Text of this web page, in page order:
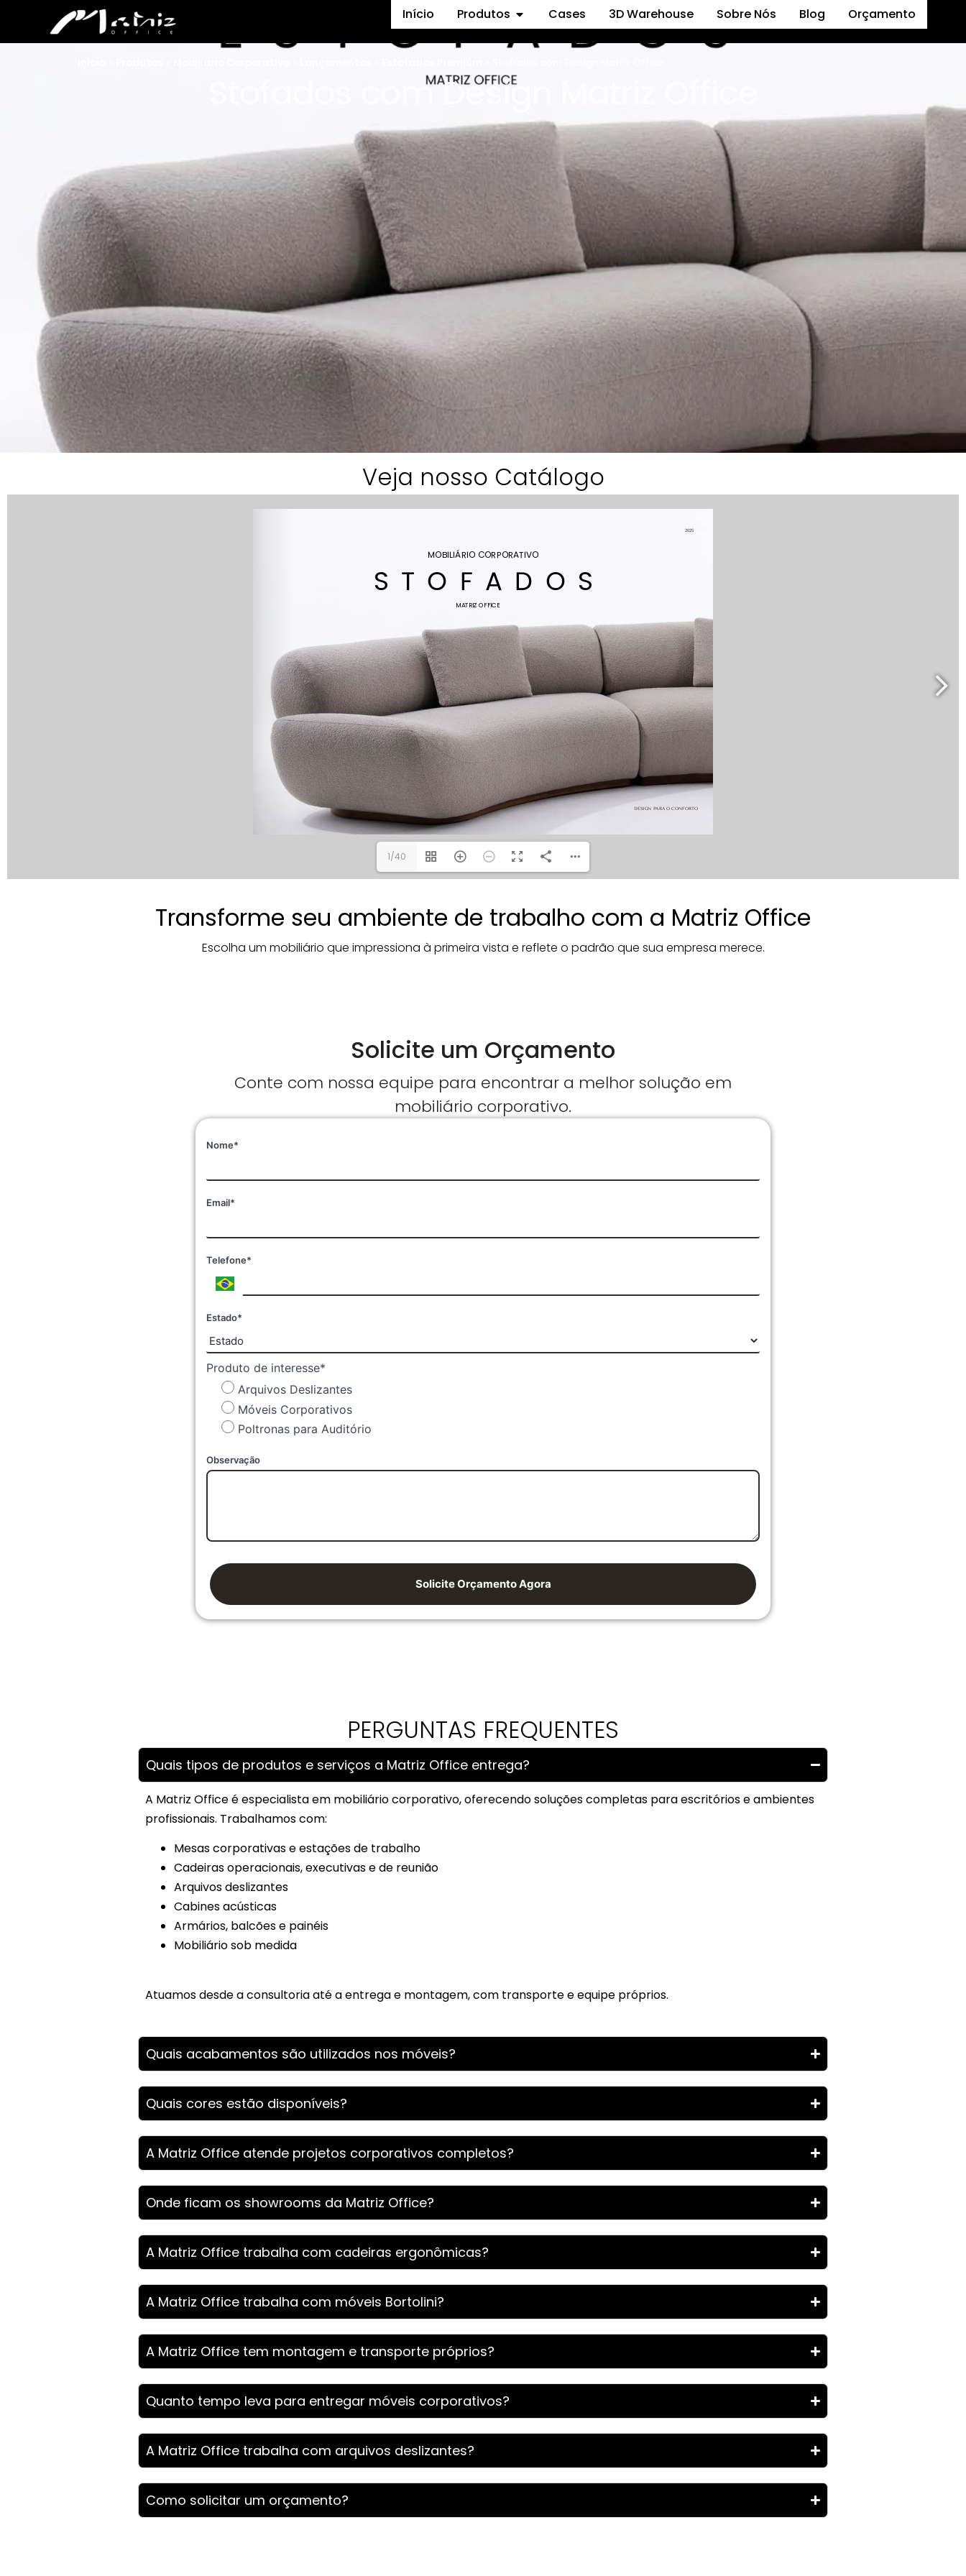
Início Produtos Cases 3D Warehouse Sobre Nós Blog Orçamento
Stofados com Design Matriz Office
Veja nosso Catálogo
1/40
Transforme seu ambiente de trabalho com a Matriz Office
Escolha um mobiliário que impressiona à primeira vista e reflete o padrão que sua empresa merece.
Solicite um Orçamento
Conte com nossa equipe para encontrar a melhor solução em
mobiliário corporativo.
Nome*
Email*
Telefone*
Estado*
Produto de interesse*
Arquivos Deslizantes
Móveis Corporativos
Poltronas para Auditório
Observação
Solicite Orçamento Agora
PERGUNTAS FREQUENTES
Quais tipos de produtos e serviços a Matriz Office entrega?
A Matriz Office é especialista em mobiliário corporativo, oferecendo soluções completas para escritórios e ambientes
profissionais. Trabalhamos com:
Mesas corporativas e estações de trabalho
Cadeiras operacionais, executivas e de reunião
Arquivos deslizantes
Cabines acústicas
Armários, balcões e painéis
Mobiliário sob medida
Atuamos desde a consultoria até a entrega e montagem, com transporte e equipe próprios.
Quais acabamentos são utilizados nos móveis?
Quais cores estão disponíveis?
A Matriz Office atende projetos corporativos completos?
Onde ficam os showrooms da Matriz Office?
A Matriz Office trabalha com cadeiras ergonômicas?
A Matriz Office trabalha com móveis Bortolini?
A Matriz Office tem montagem e transporte próprios?
Quanto tempo leva para entregar móveis corporativos?
A Matriz Office trabalha com arquivos deslizantes?
Como solicitar um orçamento?